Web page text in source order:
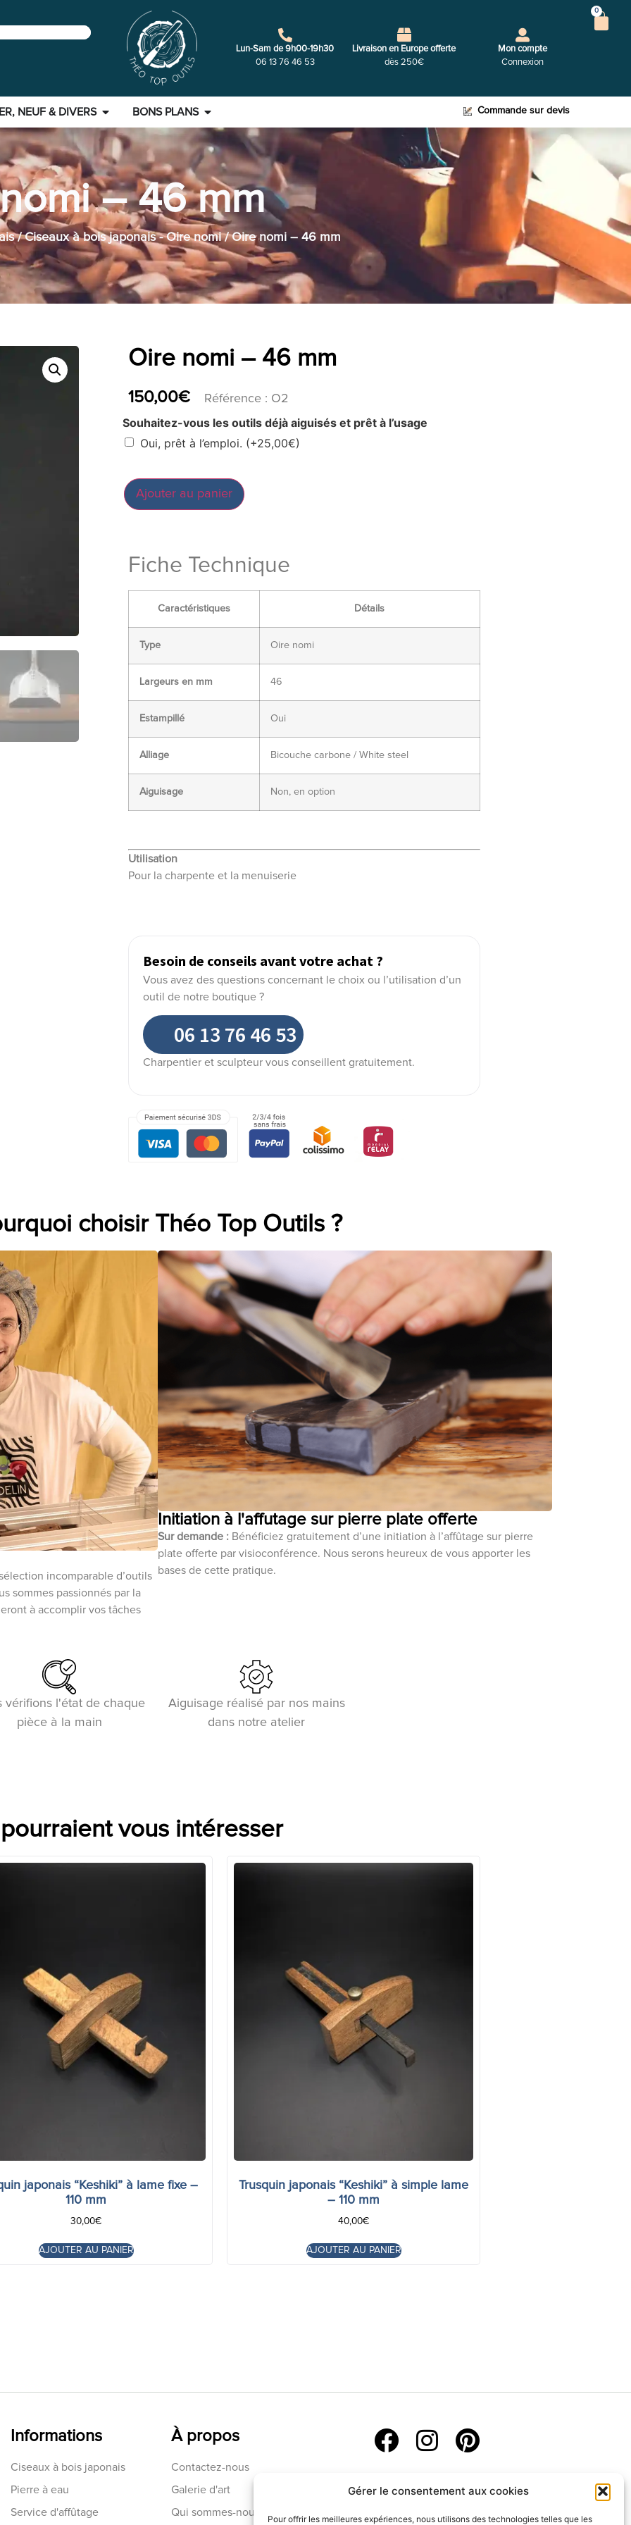
Gérer le consentement aux cookies
Pour offrir les meilleures expériences, nous utilisons des technologies telles que les
Lun-Sam de 9h00-19h30
06 13 76 46 53
Livraison en Europe offerte
dès 250€
Mon compte
Connexion
0
NEUF & DIVERS BONS PLANS Commande sur devis
– 46 mm
/Ciseaux à bois japonais - Oire nomi/ Oire nomi – 46 mm
Oire nomi – 46 mm
150,00€ Référence : O2
Souhaitez-vous les outils déjà aiguisés et prêt à l’usage
Oui, prêt à l’emploi. (+25,00€)
Ajouter au panier
Fiche Technique
Caractéristiques Détails
Type Oire nomi
Largeurs en mm 46
Estampillé Oui
Alliage Bicouche carbone / White steel
Aiguisage Non, en option
Utilisation
Pour la charpente et la menuiserie
Besoin de conseils avant votre achat ?
Vous avez des questions concernant le choix ou l’utilisation d’un
outil de notre boutique ?
06 13 76 46 53
Charpentier et sculpteur vous conseillent gratuitement.
choisir Théo Top Outils ?
incomparable d’outils
sommes passionnés par la
à accomplir vos tâches
Initiation à l'affutage sur pierre plate offerte
Sur demande : Bénéficiez gratuitement d’une initiation à l’affûtage sur pierre
plate offerte par visioconférence. Nous serons heureux de vous apporter les
bases de cette pratique.
vérifions l'état de chaque
pièce à la main
Aiguisage réalisé par nos mains
dans notre atelier
vous intéresser
japonais “Keshiki” à lame fixe –
110 mm
30,00€
AJOUTER AU PANIER
Trusquin japonais “Keshiki” à simple lame
– 110 mm
40,00€
AJOUTER AU PANIER
Informations
Ciseaux à bois japonais
Pierre à eau
Service d'affûtage
À propos
Contactez-nous
Galerie d'art
Qui sommes-nous